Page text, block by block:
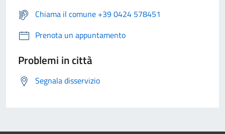
Chiama il comune +39 0424 578451
Prenota un appuntamento
Problemi in città
Segnala disservizio